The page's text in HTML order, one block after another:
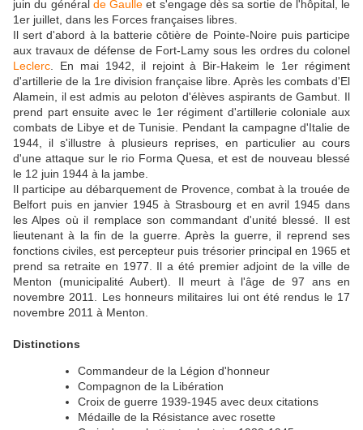
juin du général de Gaulle et s'engage dès sa sortie de l'hôpital, le
1er juillet, dans les Forces françaises libres.
Il sert d'abord à la batterie côtière de Pointe-Noire puis participe
aux travaux de défense de Fort-Lamy sous les ordres du colonel
Leclerc . En mai 1942, il rejoint à Bir-Hakeim le 1er régiment
d'artillerie de la 1re division française libre. Après les combats d'El
Alamein, il est admis au peloton d'élèves aspirants de Gambut. Il
prend part ensuite avec le 1er régiment d'artillerie coloniale aux
combats de Libye et de Tunisie. Pendant la campagne d'Italie de
1944, il s'illustre à plusieurs reprises, en particulier au cours
d'une attaque sur le rio Forma Quesa, et est de nouveau blessé
le 12 juin 1944 à la jambe.
Il participe au débarquement de Provence, combat à la trouée de
Belfort puis en janvier 1945 à Strasbourg et en avril 1945 dans
les Alpes où il remplace son commandant d'unité blessé. Il est
lieutenant à la fin de la guerre. Après la guerre, il reprend ses
fonctions civiles, est percepteur puis trésorier principal en 1965 et
prend sa retraite en 1977. Il a été premier adjoint de la ville de
Menton (municipalité Aubert). Il meurt à l'âge de 97 ans en
novembre 2011. Les honneurs militaires lui ont été rendus le 17
novembre 2011 à Menton.
Distinctions
Commandeur de la Légion d'honneur
Compagnon de la Libération
Croix de guerre 1939-1945 avec deux citations
Médaille de la Résistance avec rosette